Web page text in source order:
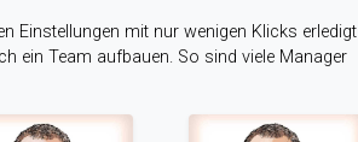
Einstellungen mit nur wenigen Klicks erledigt
ein Team aufbauen. So sind viele Manager